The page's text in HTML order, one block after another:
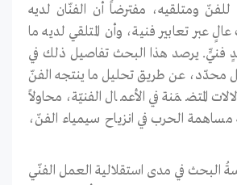
ومتلقيه، مفترضاً أن الفنّان لديه
عبر تعابير فنية، وأن المتلقي لديه ما
فنيٍّ. يرصد هذا البحث تفاصيل ذلك في
عن طريق تحليل ما ينتجه الفنّ
المتضمَنة في الأعمال الفنيّة، محاولاً
مساهمة الحرب في انزياح سيمياء الفنّ،
البحث في مدى استقلالية العمل الفنّي